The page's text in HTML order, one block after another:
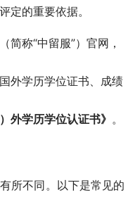
定的重要依据。
（简称“中留服”）官网，
外学历学位证书、成绩
外学历学位认证书》 。
所不同。以下是常见的